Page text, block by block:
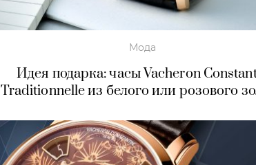
Мода
Идея подарка: часы Vacheron
Traditionnelle из белого или розового